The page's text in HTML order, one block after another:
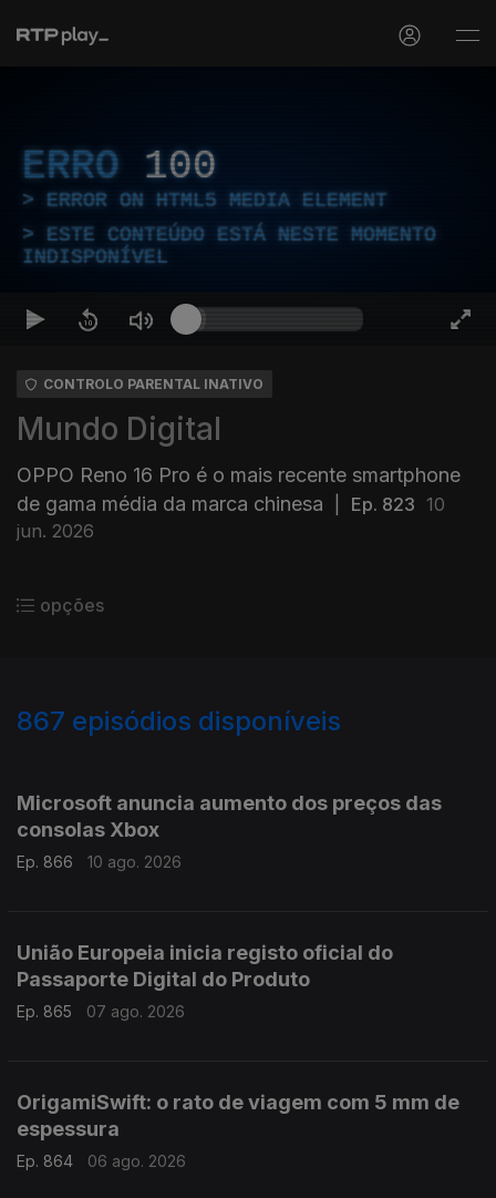
ERRO 100
ERROR ON HTML5 MEDIA ELEMENT
ESTE CONTEÚDO ESTÁ NESTE MOMENTO
INDISPONÍVEL
CONTROLO PARENTAL INATIVO
Mundo Digital
OPPO Reno 16 Pro é o mais recente smartphone
de gama média da marca chinesa
Ep. 823 10
jun. 2026
opções
867 episódios disponíveis
Microsoft anuncia aumento dos preços das
consolas Xbox
Ep. 866 10 ago. 2026
União Europeia inicia registo oficial do
Passaporte Digital do Produto
Ep. 865 07 ago. 2026
OrigamiSwift: o rato de viagem com 5 mm de
espessura
Ep. 864 06 ago. 2026